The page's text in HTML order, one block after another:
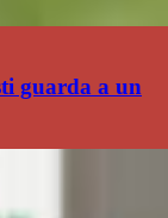
guarda a un